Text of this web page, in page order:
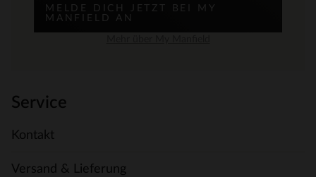
MELDE DICH JETZT BEI MY
MANFIELD AN
Service
Kontakt
Versand & Lieferung